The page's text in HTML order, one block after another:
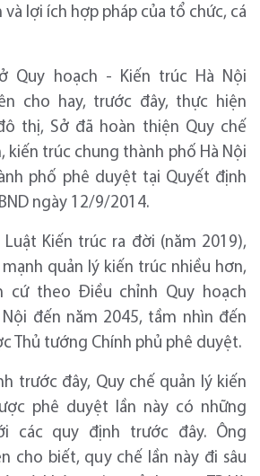
lợi ích hợp pháp của tổ chức, cá
Quy hoạch - Kiến trúc Hà Nội
cho hay, trước đây, thực hiện
thị, Sở đã hoàn thiện Quy chế
kiến trúc chung thành phố Hà Nội
phố phê duyệt tại Quyết định
ngày 12/9/2014.
Luật Kiến trúc ra đời (năm 2019),
quản lý kiến trúc nhiều hơn,
cứ theo Điều chỉnh Quy hoạch
đến năm 2045, tầm nhìn đến
Thủ tướng Chính phủ phê duyệt.
trước đây, Quy chế quản lý kiến
phê duyệt lần này có những
các quy định trước đây. Ông
cho biết, quy chế lần này đi sâu